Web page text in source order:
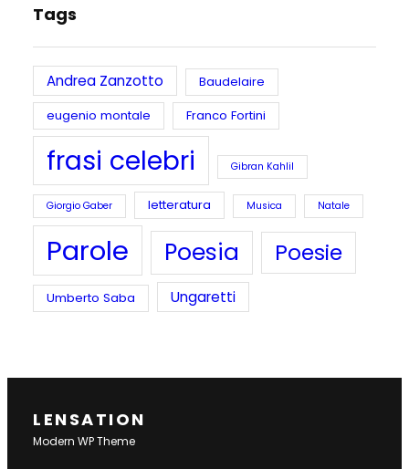
Tags
Andrea Zanzotto
Baudelaire
eugenio montale
Franco Fortini
frasi celebri Gibran Kahlil
Giorgio Gaber letteratura Musica Natale
Parole Poesia Poesie
Umberto Saba Ungaretti
LENSATION
Modern WP Theme